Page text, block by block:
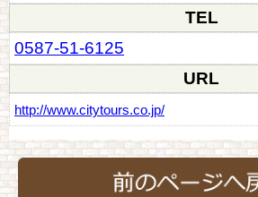
TEL
0587-51-6125
URL
http://www.citytours.co.jp/